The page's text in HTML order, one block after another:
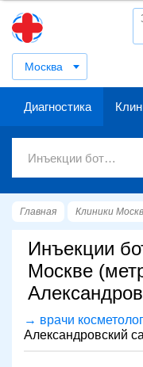
Москва
Диагностика
Главная Клиники
Инъекции
Москве
→ врачи
Александровский